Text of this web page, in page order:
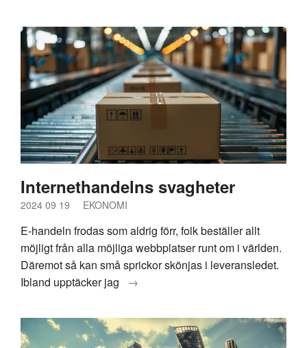
Internethandelns svagheter
2024 09 19 EKONOMI
E-handeln frodas som aldrig förr, folk beställer allt
möjligt från alla möjliga webbplatser runt om i världen.
Däremot så kan små sprickor skönjas i leveransledet.
Ibland upptäcker jag
→